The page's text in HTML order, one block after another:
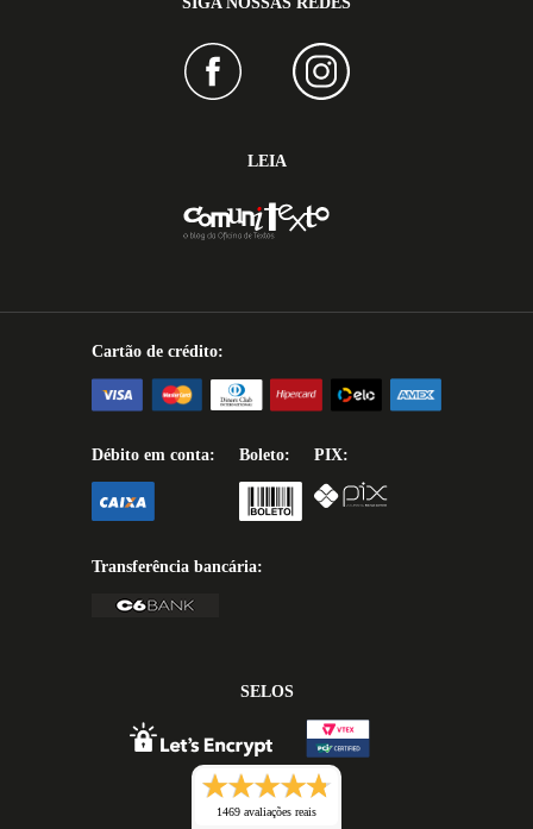
LEIA
Cartão de crédito:
Débito em conta: Boleto: PIX:
Transferência bancária:
SELOS
1469 avaliações reais